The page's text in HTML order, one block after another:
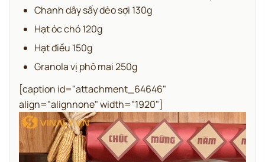
Chanh dây sấy dẻo sợi 130g
Hạt óc chó 120g
Hạt điều 150g
Granola vị phô mai 250g
[caption id="attachment_64646"
align="alignnone" width="1920"]